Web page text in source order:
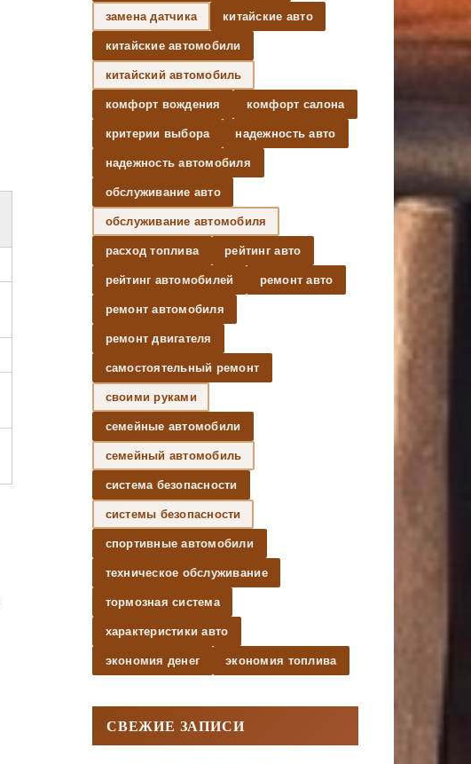
замена датчика китайские авто
китайские автомобили
китайский автомобиль
комфорт вождения комфорт салона
критерии выбора надежность авто
надежность автомобиля
обслуживание авто
обслуживание автомобиля
расход топлива рейтинг авто
рейтинг автомобилей ремонт авто
ремонт автомобиля
ремонт двигателя
самостоятельный ремонт
своими руками
семейные автомобили
семейный автомобиль
система безопасности
системы безопасности
спортивные автомобили
техническое обслуживание
тормозная система
характеристики авто
экономия денег экономия топлива
СВЕЖИЕ ЗАПИСИ